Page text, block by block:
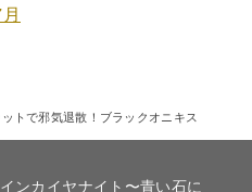
トで邪気退散！ブラックオニキス
ンカイヤナイト〜青い石に